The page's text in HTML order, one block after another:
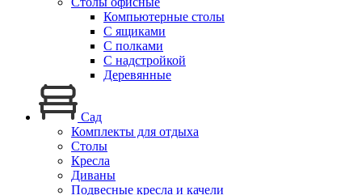
Компьютерные столы
С ящиками
С полками
С надстройкой
Деревянные
Сад
Комплекты для отдыха
Столы
Кресла
Диваны
Подвесные кресла и качели